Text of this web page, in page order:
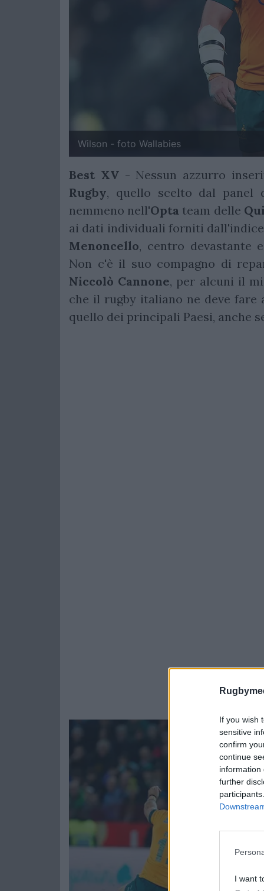
If you wish
sensitive
confirm
continue
information
further
I want
Wilson - foto Wallabies
Best XV- Nessun azzurro
Rugby, quello scelto dal panel
nemmeno nell'Opta team delle
ai dati individuali forniti
Menoncello, centro devastante
Non c'è il suo compagno di
Niccolò Cannone, per alcuni il
che il rugby italiano ne deve fare
quello dei principali Paesi, anche